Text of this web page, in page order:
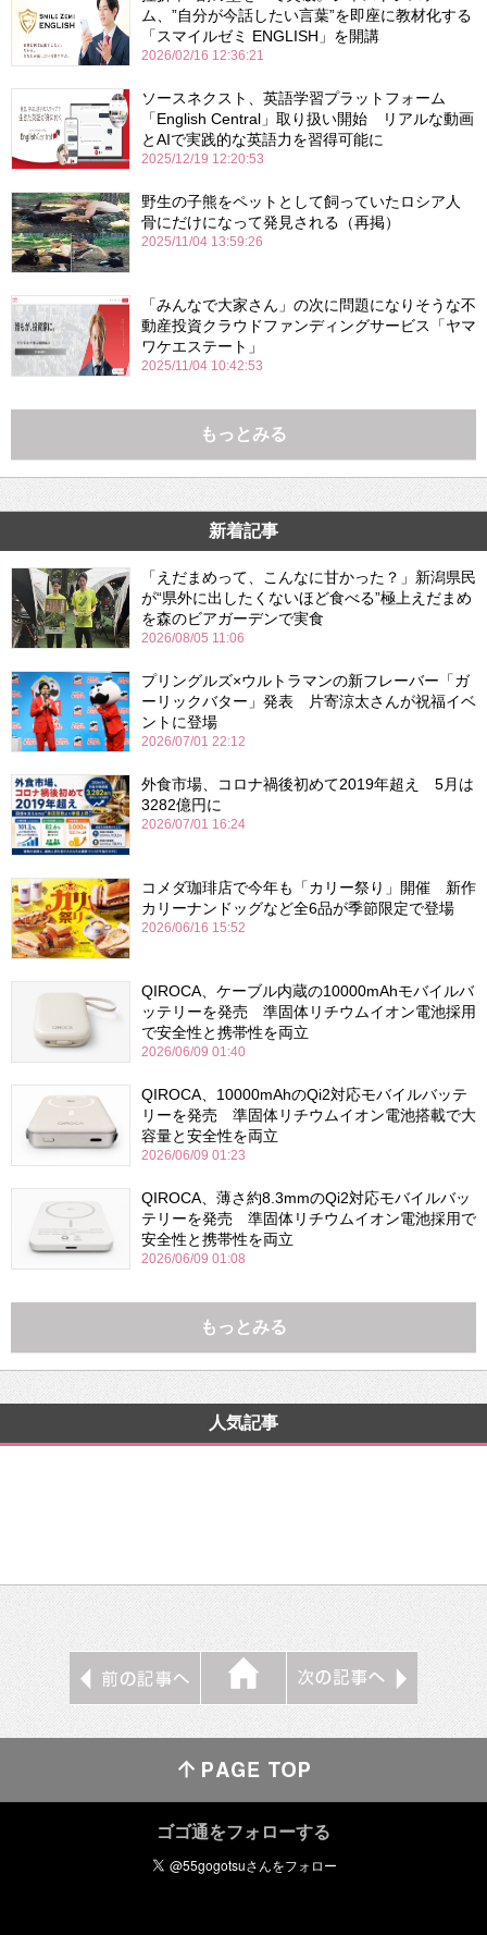
ム、”自分が今話したい言葉”を即座に教材化する
「スマイルゼミ ENGLISH」を開講
2026/02/16 12:36:21
ソースネクスト、英語学習プラットフォーム
「English Central」取り扱い開始 リアルな動画
とAIで実践的な英語力を習得可能に
2025/12/19 12:20:53
野生の子熊をペットとして飼っていたロシア人
骨にだけになって発見される（再掲）
2025/11/04 13:59:26
「みんなで大家さん」の次に問題になりそうな不
動産投資クラウドファンディングサービス「ヤマ
ワケエステート」
2025/11/04 10:42:53
もっとみる
新着記事
「えだまめって、こんなに甘かった？」新潟県民
が“県外に出したくないほど食べる”極上えだまめ
を森のビアガーデンで実食
2026/08/05 11:06
プリングルズ×ウルトラマンの新フレーバー「ガ
ーリックバター」発表 片寄涼太さんが祝福イベ
ントに登場
2026/07/01 22:12
外食市場、コロナ禍後初めて2019年超え 5月は
3282億円に
2026/07/01 16:24
コメダ珈琲店で今年も「カリー祭り」開催 新作
カリーナンドッグなど全6品が季節限定で登場
2026/06/16 15:52
QIROCA、ケーブル内蔵の10000mAhモバイルバ
ッテリーを発売 準固体リチウムイオン電池採用
で安全性と携帯性を両立
2026/06/09 01:40
QIROCA、10000mAhのQi2対応モバイルバッテ
リーを発売 準固体リチウムイオン電池搭載で大
容量と安全性を両立
2026/06/09 01:23
QIROCA、薄さ約8.3mmのQi2対応モバイルバッ
テリーを発売 準固体リチウムイオン電池採用で
安全性と携帯性を両立
2026/06/09 01:08
もっとみる
人気記事
ゴゴ通をフォローする